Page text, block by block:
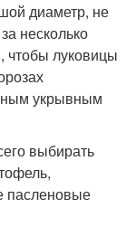
диаметр, не
несколько
чтобы луковицы
укрывным
выбирать
пасленовые